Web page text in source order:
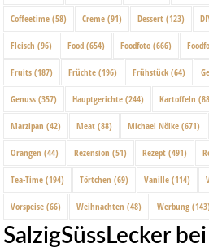
Coffeetime (58) Creme (91) Dessert (123)
Fleisch (96) Food (654) Foodfoto (666)
Fruits (187) Früchte (196) Frühstück (64)
Genuss (357) Hauptgerichte (244) Kartoffeln
Marzipan (42) Meat (88) Michael Nölke (671)
Orangen (44) Rezension (51) Rezept (491)
Tea-Time (194) Törtchen (69) Vanille (114)
Vorspeise (66) Weihnachten (48) Werbung (143)
SalzigSüssLecker